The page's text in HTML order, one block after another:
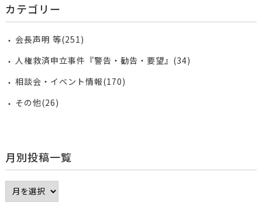
カテゴリー
会長声明 等(251)
人権救済申立事件『警告・勧告・要望』(34)
相談会・イベント情報(170)
その他(26)
月別投稿一覧